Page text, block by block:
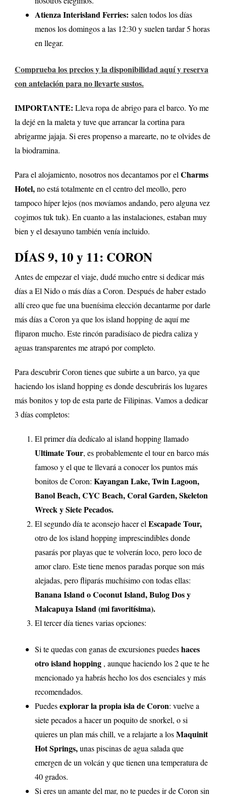
Atienza Interisland Ferries: salen todos los días
menos los domingos a las 12:30 y suelen tardar 5 horas
en llegar.
Comprueba los precios y la disponibilidad aquí y reserva
con antelación para no llevarte sustos.
IMPORTANTE: Lleva ropa de abrigo para el barco. Yo me
la dejé en la maleta y tuve que arrancar la cortina para
abrigarme jajaja. Si eres propenso a marearte, no te olvides de
la biodramina.
Para el alojamiento, nosotros nos decantamos por elCharms
Hotel,no está totalmente en el centro del meollo, pero
tampoco híper lejos (nos movíamos andando, pero alguna vez
cogimos tuk tuk). En cuanto a las instalaciones, estaban muy
bien y el desayuno también venía incluido.
DÍAS 9, 10 y 11: CORON
Antes de empezar el viaje, dudé mucho entre si dedicar más
días a El Nido o más días a Coron. Después de haber estado
allí creo que fue una buenísima elección decantarme por darle
más días a Coron ya que los island hopping de aquí me
fliparon mucho. Este rincón paradisíaco de piedra caliza y
aguas transparentes me atrapó por completo.
Para descubrir Coron tienes que subirte a un barco, ya que
haciendo los island hopping es donde descubrirás los lugares
más bonitos y top de esta parte de Filipinas. Vamos a dedicar
3 días completos:
El primer día dedícalo al island hopping llamado
Ultimate Tour, es probablemente el tour en barco más
famoso y el que te llevará a conocer los puntos más
bonitos de Coron: Kayangan Lake, Twin Lagoon,
Banol Beach, CYC Beach, Coral Garden, Skeleton
Wreck y Siete Pecados.
El segundo día te aconsejo hacer el Escapade Tour,
otro de los island hopping imprescindibles donde
pasarás por playas que te volverán loco, pero loco de
amor claro. Este tiene menos paradas porque son más
alejadas, pero fliparás muchísimo con todas ellas:
Banana Island o Coconut Island, Bulog Dos y
Malcapuya Island (mi favoritísima).
El tercer día tienes varias opciones:
Si te quedas con ganas de excursiones puedeshaces
otro island hopping , aunque haciendo los 2 que te he
mencionado ya habrás hecho los dos esenciales y más
recomendados.
Puedesexplorar la propia isla de Coron: vuelve a
siete pecados a hacer un poquito de snorkel, o si
quieres un plan más chill, ve a relajarte a losMaquinit
Hot Springs,unas piscinas de agua salada que
emergen de un volcán y que tienen una temperatura de
40 grados.
Si eres un amante del mar, no te puedes ir de Coron sin